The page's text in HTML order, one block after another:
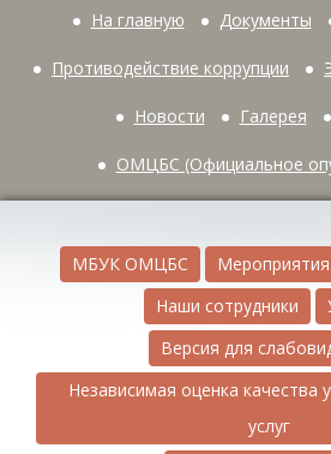
На главную Документы
Противодействие коррупции
Новости Галерея
ОМЦБС (Официальное
МБУК ОМЦБС Мероприятия
Наши сотрудники
Версия для
Независимая оценка качества
услуг